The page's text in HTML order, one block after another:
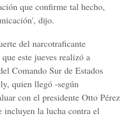
que confirme tal hecho,
dijo.
del narcotraficante
este jueves realizó a
Comando Sur de Estados
quien llegó -según
con el presidente Otto Pérez
incluyen la lucha contra el